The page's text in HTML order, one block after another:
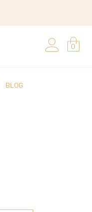
0
BLOG